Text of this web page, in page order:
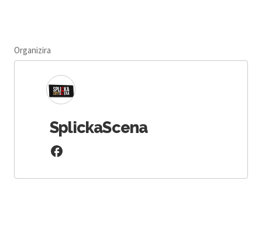
Organizira
SplickaScena